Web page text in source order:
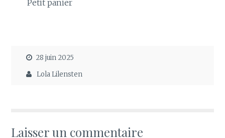
Petit panier
28 juin 2025
Lola Lilensten
Laisser un commentaire